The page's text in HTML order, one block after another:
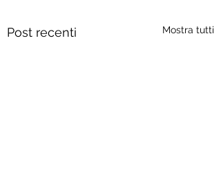
Post recenti Mostra tutti